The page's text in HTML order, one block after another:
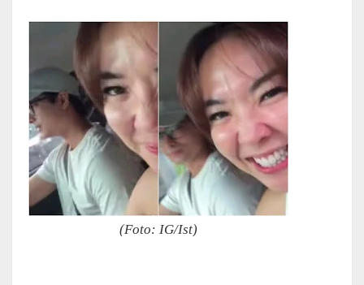
(Foto: IG/Ist)